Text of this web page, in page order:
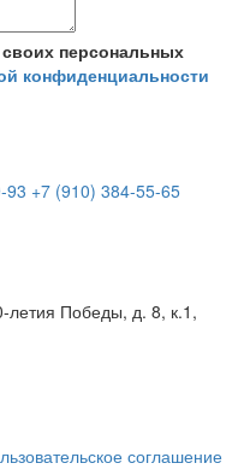
персональных
конфиденциальности
93 +7 (910) 384-55-65
летия Победы, д. 8, к.1,
соглашение